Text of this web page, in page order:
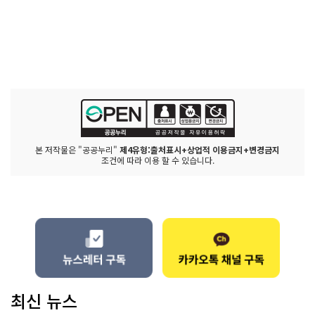
본 저작물은 "공공누리" 제4유형:출처표시+상업적 이용금지+변경금지
조건에 따라 이용 할 수 있습니다.
최신 뉴스